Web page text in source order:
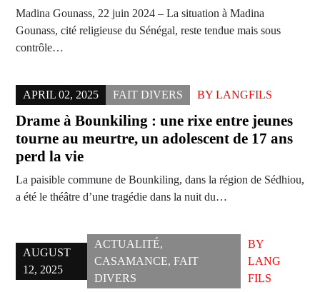
Madina Gounass, 22 juin 2024 – La situation à Madina
Gounass, cité religieuse du Sénégal, reste tendue mais sous
contrôle…
APRIL 02, 2025 FAIT DIVERS BY LANGFILS
Drame à Bounkiling : une rixe entre jeunes
tourne au meurtre, un adolescent de 17 ans
perd la vie
La paisible commune de Bounkiling, dans la région de Sédhiou,
a été le théâtre d’une tragédie dans la nuit du…
AUGUST
12, 2025
ACTUALITÉ,
CASAMANCE,FAIT
DIVERS
BY
LANG
FILS